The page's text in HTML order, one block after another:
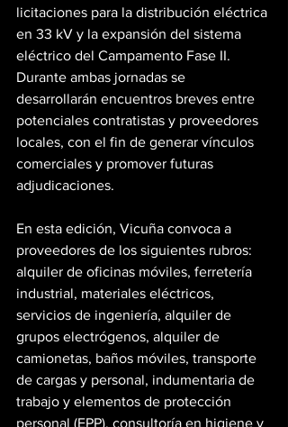
licitaciones para la distribución eléctrica
en 33 kV y la expansión del sistema
eléctrico del Campamento Fase II.
Durante ambas jornadas se
desarrollarán encuentros breves entre
potenciales contratistas y proveedores
locales, con el fin de generar vínculos
comerciales y promover futuras
adjudicaciones.
En esta edición, Vicuña convoca a
proveedores de los siguientes rubros:
alquiler de oficinas móviles, ferretería
industrial, materiales eléctricos,
servicios de ingeniería, alquiler de
grupos electrógenos, alquiler de
camionetas, baños móviles, transporte
de cargas y personal, indumentaria de
trabajo y elementos de protección
personal (EPP), consultoría en higiene y